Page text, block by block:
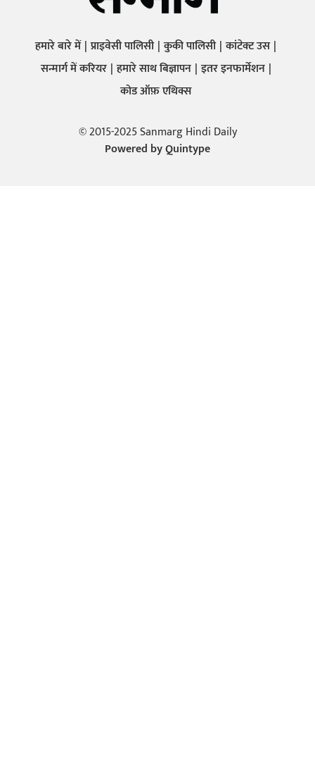
हमारे बारे में प्राइवेसी पालिसी कुकी पालिसी कांटेक्ट उस
सन्मार्ग में करियर हमारे साथ बिज्ञापन इतर इनफार्मेशन
कोड ऑफ़ एथिक्स
© 2015-2025 Sanmarg Hindi Daily
Powered byQuintype